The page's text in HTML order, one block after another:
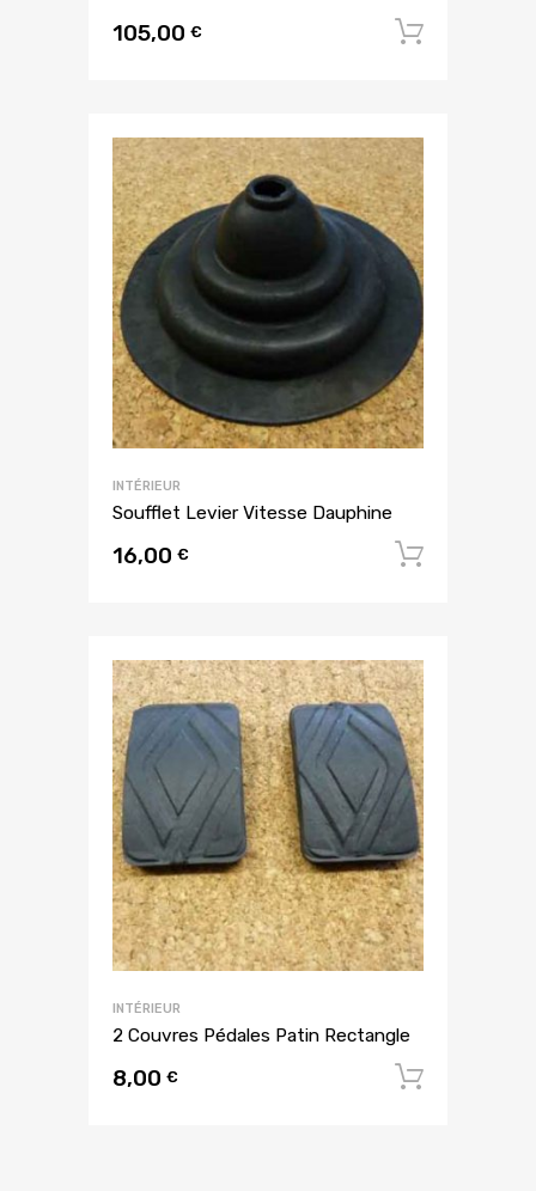
105,00 €
INTÉRIEUR
Soufflet Levier Vitesse Dauphine
16,00 €
INTÉRIEUR
2 Couvres Pédales Patin Rectangle
8,00 €